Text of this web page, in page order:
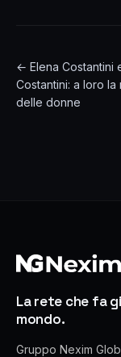
← Elena Costantini
Costantini: a loro la
delle donne
La rete che fa
mondo.
Gruppo Nexim